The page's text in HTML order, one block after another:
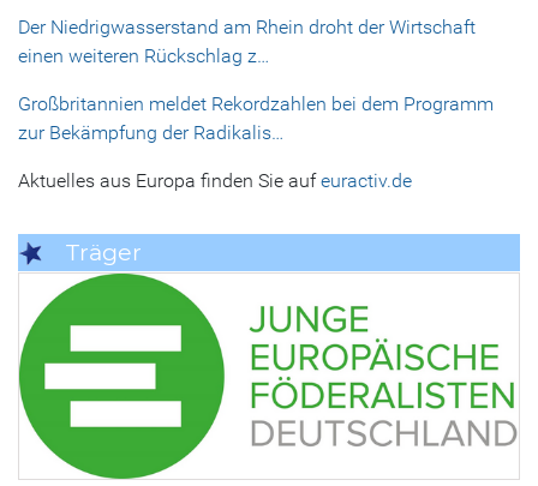
Der Niedrigwasserstand am Rhein droht der Wirtschaft
einen weiteren Rückschlag z…
Großbritannien meldet Rekordzahlen bei dem Programm
zur Bekämpfung der Radikalis…
Aktuelles aus Europa finden Sie aufeuractiv.de
Träger